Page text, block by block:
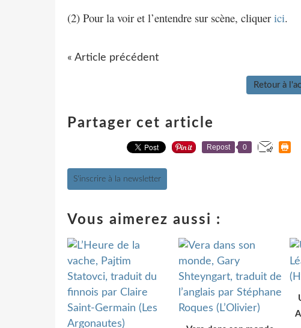
(2) Pour la voir et l’entendre sur scène, cliquer ici.
« Article précédent
Retour à
Partager cet article
Repost 0
S'inscrire à la newsletter
Vous aimerez aussi :